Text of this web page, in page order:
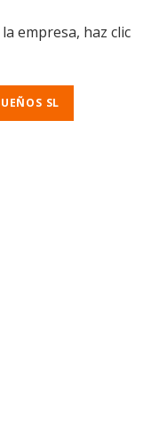
empresa, haz clic
SL